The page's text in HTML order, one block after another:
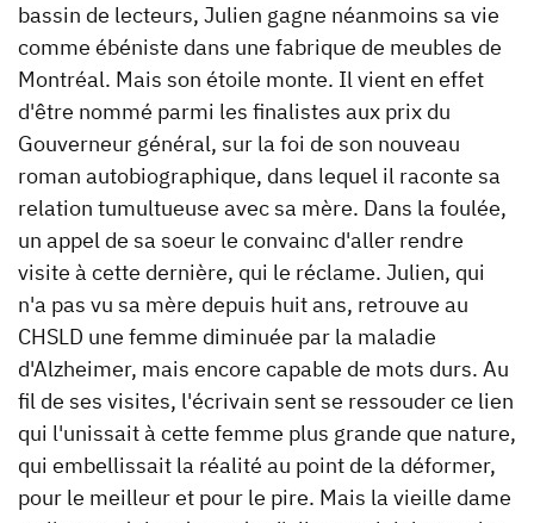
bassin de lecteurs, Julien gagne néanmoins sa vie
comme ébéniste dans une fabrique de meubles de
Montréal. Mais son étoile monte. Il vient en effet
d'être nommé parmi les finalistes aux prix du
Gouverneur général, sur la foi de son nouveau
roman autobiographique, dans lequel il raconte sa
relation tumultueuse avec sa mère. Dans la foulée,
un appel de sa soeur le convainc d'aller rendre
visite à cette dernière, qui le réclame. Julien, qui
n'a pas vu sa mère depuis huit ans, retrouve au
CHSLD une femme diminuée par la maladie
d'Alzheimer, mais encore capable de mots durs. Au
fil de ses visites, l'écrivain sent se ressouder ce lien
qui l'unissait à cette femme plus grande que nature,
qui embellissait la réalité au point de la déformer,
pour le meilleur et pour le pire. Mais la vieille dame